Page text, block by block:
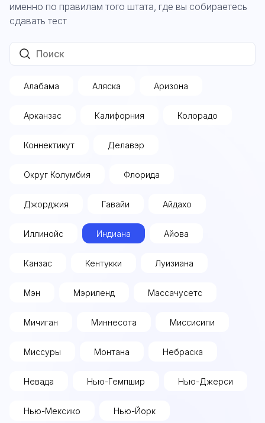
именно по правилам того штата, где вы собираетесь
сдавать тест
Алабама Аляска Аризона
Арканзас Калифорния Колорадо
Коннектикут Делавэр
Округ Колумбия Флорида
Джорджия Гавайи Айдахо
Иллинойс Индиана Айова
Канзас Кентукки Луизиана
Мэн Мэриленд Массачусетс
Мичиган Миннесота Миссисипи
Миссуры Монтана Небраска
Невада Нью-Гемпшир Нью-Джерси
Нью-Мексико Нью-Йорк